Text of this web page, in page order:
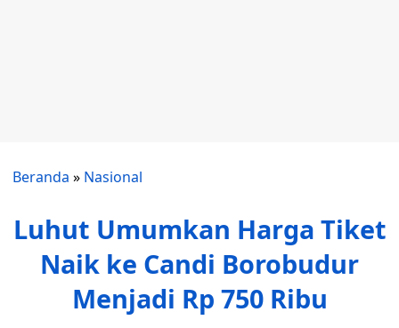
Beranda » Nasional
Luhut Umumkan Harga Tiket
Naik ke Candi Borobudur
Menjadi Rp 750 Ribu